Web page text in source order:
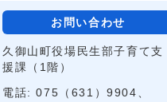
お問い合わせ
久御山町役場民生部子育て支
援課（1階）
電話: 075（631）9904、